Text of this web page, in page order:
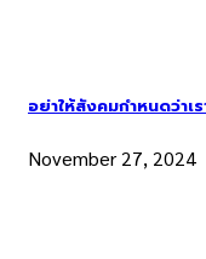
อย่าให้สังคมกำหนดว่าเ
November 27, 2024